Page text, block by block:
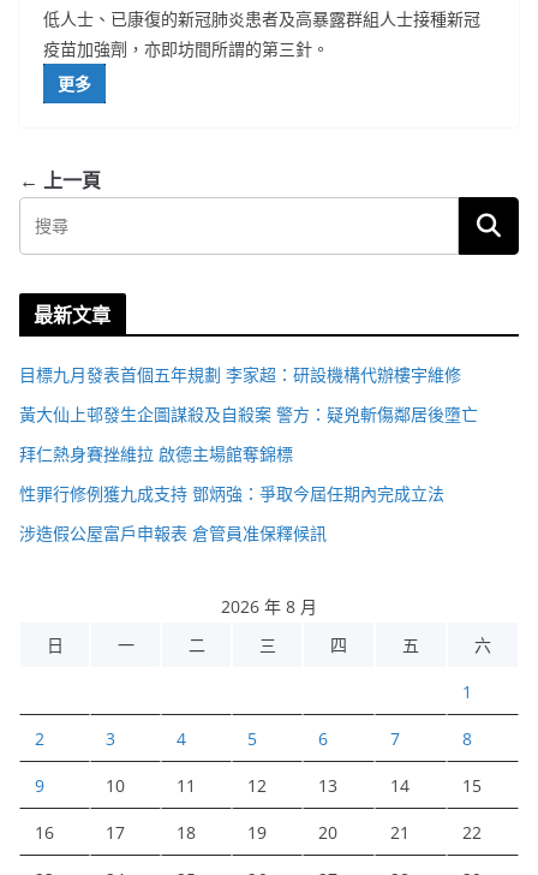
低人士、已康復的新冠肺炎患者及高暴露群組人士接種新冠
疫苗加強劑，亦即坊間所謂的第三針。
更多
← 上一頁
最新文章
目標九月發表首個五年規劃 李家超：研設機構代辦樓宇維修
黃大仙上邨發生企圖謀殺及自殺案 警方：疑兇斬傷鄰居後墮亡
拜仁熱身賽挫維拉 啟德主場館奪錦標
性罪行修例獲九成支持 鄧炳強：爭取今屆任期內完成立法
涉造假公屋富戶申報表 倉管員准保釋候訊
2026 年 8 月
日
一 二 三 四 五 六
1
2 3 4 5 6 7 8
9 10 11 12 13 14 15
16 17 18 19 20 21 22